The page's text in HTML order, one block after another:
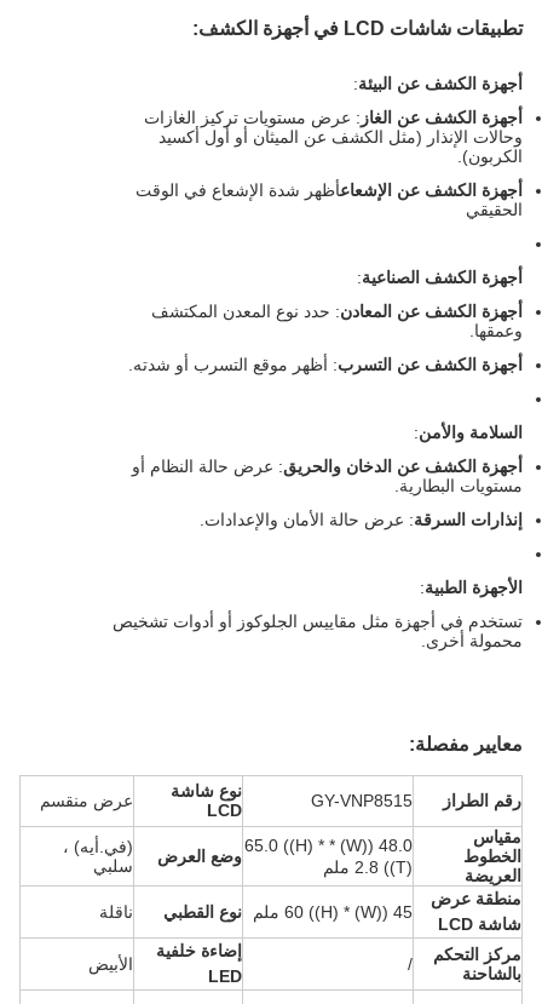
تطبيقات شاشات LCD في أجهزة الكشف:
أجهزة الكشف عن البيئة:
أجهزة الكشف عن الغاز : عرض مستويات تركيز الغازات
وحالات الإنذار (مثل الكشف عن الميثان أو أول أكسيد
الكربون).
أجهزة الكشف عن الإشعاعأظهر شدة الإشعاع في الوقت
الحقيقي
أجهزة الكشف الصناعية:
أجهزة الكشف عن المعادن: حدد نوع المعدن المكتشف
وعمقها.
أجهزة الكشف عن التسرب: أظهر موقع التسرب أو شدته.
السلامة والأمن:
أجهزة الكشف عن الدخان والحريق: عرض حالة النظام أو
مستويات البطارية.
إنذارات السرقة: عرض حالة الأمان والإعدادات.
الأجهزة الطبية:
تستخدم في أجهزة مثل مقاييس الجلوكوز أو أدوات تشخيص
محمولة أخرى.
معايير مفصلة:
رقم الطراز GY-VNP8515
نوع شاشة
LCD
عرض منقسم
مقياس
الخطوط
العريضة
48.0 ((W) * 65.0 ((H) *
2.8 ((T) ملم
وضع العرض
(في.أيه) ،
سلبي
منطقة عرض
شاشة LCD
45 ((W) * 60 ((H) ملم نوع القطبي ناقلة
مركز التحكم
بالشاحنة
/
إضاءة خلفية
LED
الأبيض